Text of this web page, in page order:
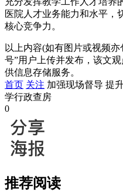
医院人才业务能力和水平，
核心竞争力。
以上内容(如有图片或视频
号”用户上传并发布，该文
供信息存储服务。
首页 关注 加强现场督导 提
学行政查房
0
推荐阅读